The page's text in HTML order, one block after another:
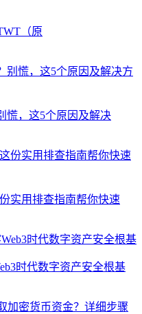
（原
慌，这5个原因及解决
实用排查指南帮你快速
时代数字资产安全根基